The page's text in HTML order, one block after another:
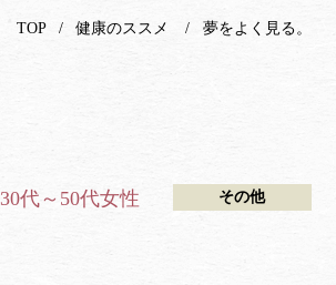
TOP 健康のススメ 夢をよく見る。
30代～50代女性 その他